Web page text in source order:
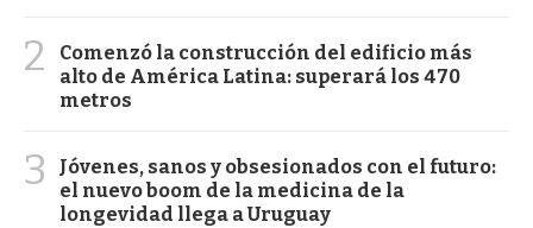
2
Comenzó la construcción del edificio más
alto de América Latina: superará los 470
metros
3
Jóvenes, sanos y obsesionados con el futuro:
el nuevo boom de la medicina de la
longevidad llega a Uruguay